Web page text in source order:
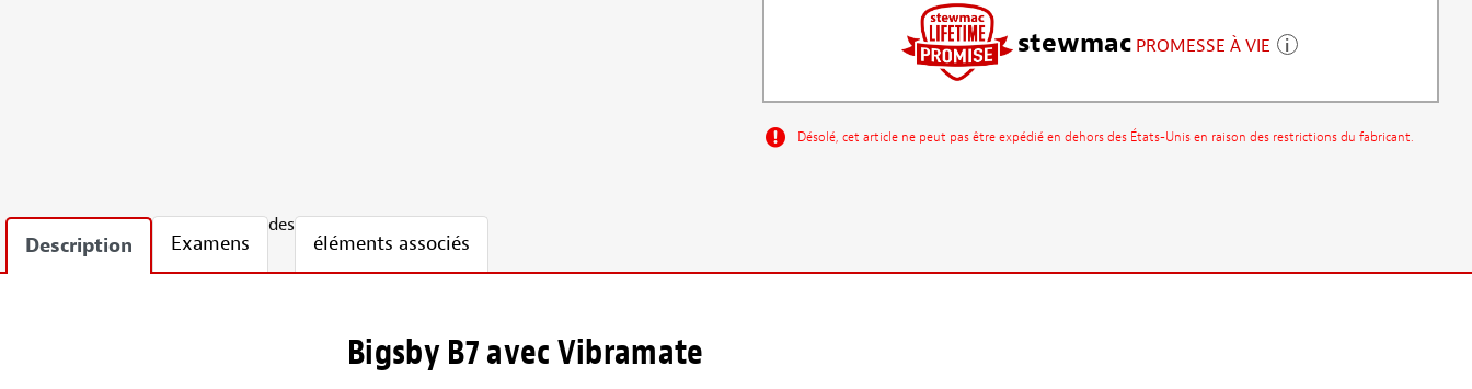
stewmac PROMESSE À VIE
Désolé, cet article ne peut pas être expédié en dehors des États-Unis en raison des restrictions du fabricant.
Description Examens
des
éléments associés
Bigsby B7 avec Vibramate